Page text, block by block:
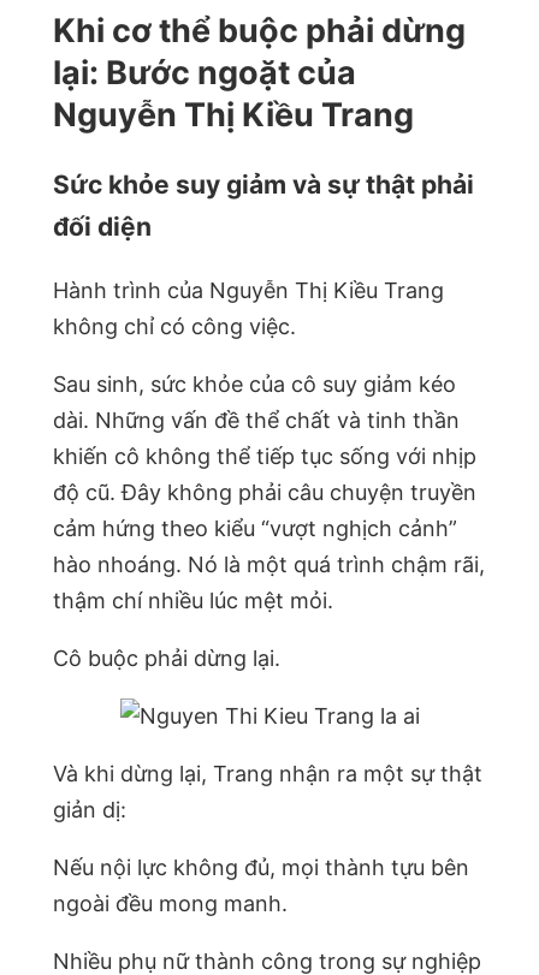
Khi cơ thể buộc phải dừng
lại: Bước ngoặt của
Nguyễn Thị Kiều Trang
Sức khỏe suy giảm và sự thật phải
đối diện
Hành trình của Nguyễn Thị Kiều Trang
không chỉ có công việc.
Sau sinh, sức khỏe của cô suy giảm kéo
dài. Những vấn đề thể chất và tinh thần
khiến cô không thể tiếp tục sống với nhịp
độ cũ. Đây không phải câu chuyện truyền
cảm hứng theo kiểu “vượt nghịch cảnh”
hào nhoáng. Nó là một quá trình chậm rãi,
thậm chí nhiều lúc mệt mỏi.
Cô buộc phải dừng lại.
Và khi dừng lại, Trang nhận ra một sự thật
giản dị:
Nếu nội lực không đủ, mọi thành tựu bên
ngoài đều mong manh.
Nhiều phụ nữ thành công trong sự nghiệp